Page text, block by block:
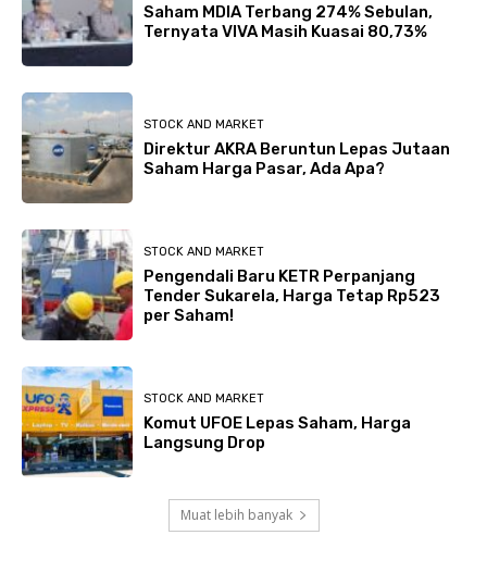
Saham MDIA Terbang 274% Sebulan,
Ternyata VIVA Masih Kuasai 80,73%
STOCK AND MARKET
Direktur AKRA Beruntun Lepas Jutaan
Saham Harga Pasar, Ada Apa?
STOCK AND MARKET
Pengendali Baru KETR Perpanjang
Tender Sukarela, Harga Tetap Rp523
per Saham!
STOCK AND MARKET
Komut UFOE Lepas Saham, Harga
Langsung Drop
Muat lebih banyak